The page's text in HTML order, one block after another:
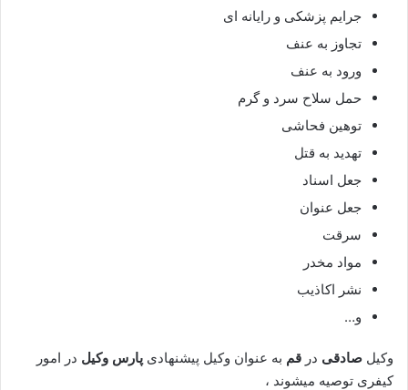
جرایم پزشکی و رایانه ای
تجاوز به عنف
ورود به عنف
حمل سلاح سرد و گرم
توهین فحاشی
تهدید به قتل
جعل اسناد
جعل عنوان
سرقت
مواد مخدر
نشر اکاذیب
و…
وکیل صادقی در قم به عنوان وکیل پیشنهادی پارس وکیل در امور
کیفری توصیه میشوند ،